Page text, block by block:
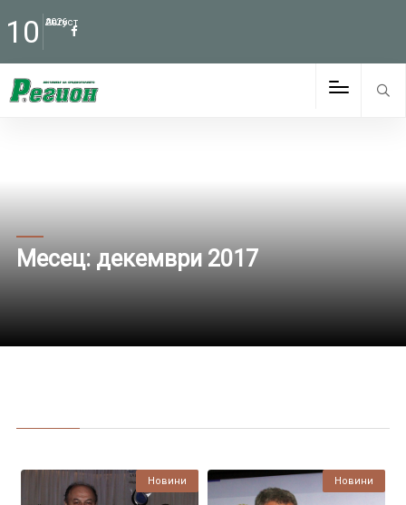
10 Август
2026
Месец:декември 2017
Новини Новини